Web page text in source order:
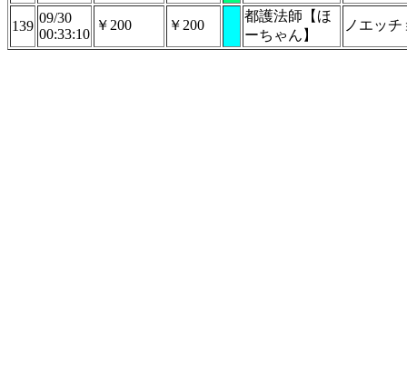
139
09/30
00:33:10
￥200 ￥200
都護法師【ほ
ーちゃん】
ノエッ